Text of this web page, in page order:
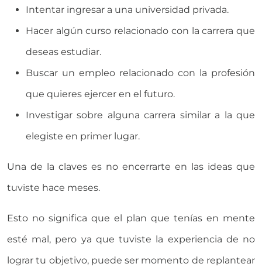
Intentar ingresar a una universidad privada.
Hacer algún curso relacionado con la carrera que
deseas estudiar.
Buscar un empleo relacionado con la profesión
que quieres ejercer en el futuro.
Investigar sobre alguna carrera similar a la que
elegiste en primer lugar.
Una de la claves es no encerrarte en las ideas que
tuviste hace meses.
Esto no significa que el plan que tenías en mente
esté mal, pero ya que tuviste la experiencia de no
lograr tu objetivo, puede ser momento de replantear